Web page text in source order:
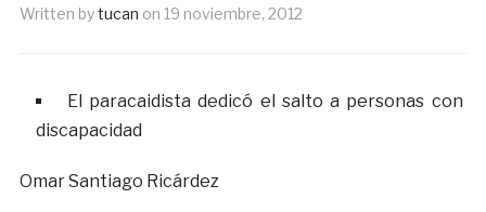
Written bytucan on 19 noviembre, 2012
El paracaidista dedicó el salto a personas con
discapacidad
Omar Santiago Ricárdez